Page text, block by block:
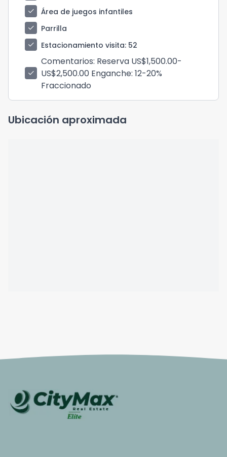
check
Área de juegos infantiles
check
Parrilla
check
Estacionamiento visita: 52
check
Comentarios: Reserva US$1,500.00-
US$2,500.00 Enganche: 12-20%
Fraccionado
Ubicación aproximada